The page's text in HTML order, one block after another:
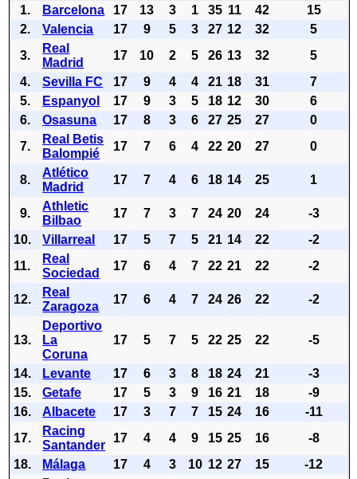
1. Barcelona 17 13 3 1 35 11 42
15
2.
Valencia 17 9 5 3 27 12 32
5
3.
Real
Madrid
17 10 2 5 26 13 32
5
4.
Sevilla FC 17 9 4 4 21 18 31
7
5.
Espanyol 17 9 3 5 18 12 30
6
6.
Osasuna 17 8 3 6 27 25 27
0
7.
Real Betis
Balompié
17 7 6 4 22 20 27 0
8.
Atlético
Madrid
17 7 4 6 18 14 25 1
9.
Athletic
Bilbao
17 7 3 7 24 20 24
-3
10.
Villarreal 17 5 7 5 21 14 22
-2
11.
Real
Sociedad
17 6 4 7 22 21 22 -2
12.
Real
Zaragoza
17 6 4 7 24 26 22 -2
13.
Deportivo
La
Coruna
17 5 7 5 22 25 22 -5
14. Levante 17 6 3 8 18 24 21
-3
15.
Getafe 17 5 3 9 16 21 18
-9
16.
Albacete 17 3 7 7 15 24 16
-11
17.
Racing
Santander
17 4 4 9 15 25 16
-8
18.
Málaga 17 4 3 10 12 27 15
-12